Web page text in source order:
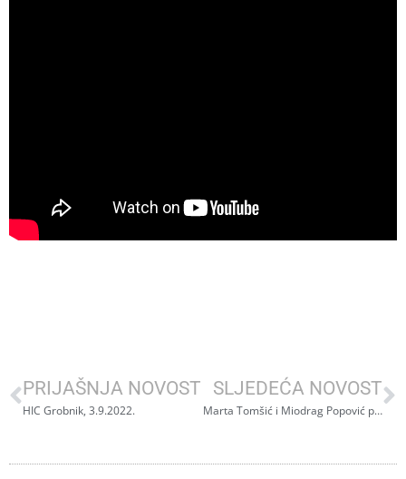
PRIJAŠNJA NOVOST
HIC Grobnik, 3.9.2022.
SLJEDEĆA NOVOST
Marta Tomšić i Miodrag Popović pobjednici na Grobniku